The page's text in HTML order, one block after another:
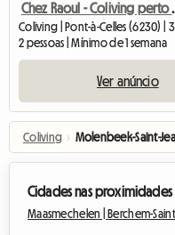
Chez Raoul
Coliving | Pont-à-Celles (6230) |
2 pessoas | Mínimo de 1 semana
Ver anúncio
Coliving › Molenbeek-Saint-
Cidades nas proximidades
Maasmechelen | Berchem-